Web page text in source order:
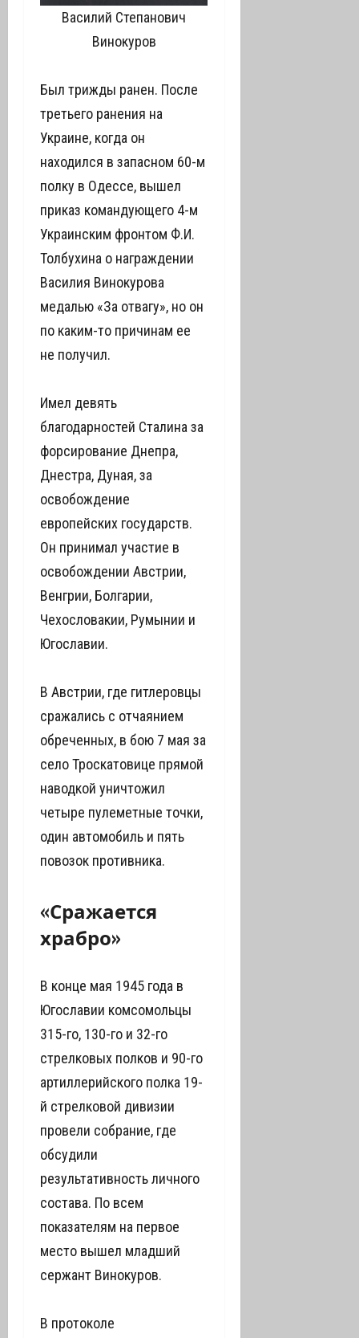
Василий Степанович
Винокуров
Был трижды ранен. После
третьего ранения на
Украине, когда он
находился в запасном 60-м
полку в Одессе, вышел
приказ командующего 4-м
Украинским фронтом Ф.И.
Толбухина о награждении
Василия Винокурова
медалью «За отвагу», но он
по каким-то причинам ее
не получил.
Имел девять
благодарностей Сталина за
форсирование Днепра,
Днестра, Дуная, за
освобождение
европейских государств.
Он принимал участие в
освобождении Австрии,
Венгрии, Болгарии,
Чехословакии, Румынии и
Югославии.
В Австрии, где гитлеровцы
сражались с отчаянием
обреченных, в бою 7 мая за
село Троскатовице прямой
наводкой уничтожил
четыре пулеметные точки,
один автомобиль и пять
повозок противника.
«Сражается
храбро»
В конце мая 1945 года в
Югославии комсомольцы
315-го, 130-го и 32-го
стрелковых полков и 90-го
артиллерийского полка 19-
й стрелковой дивизии
провели собрание, где
обсудили
результативность личного
состава. По всем
показателям на первое
место вышел младший
сержант Винокуров.
В протоколе